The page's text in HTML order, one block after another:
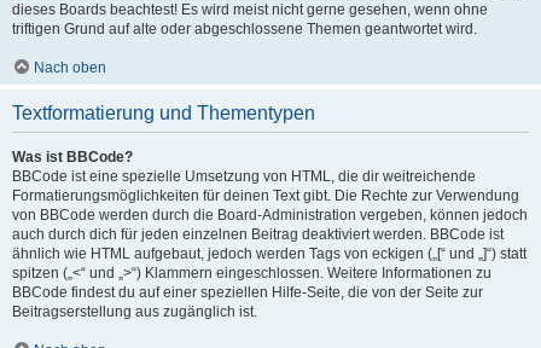
dieses Boards beachtest! Es wird meist nicht gerne gesehen, wenn ohne
triftigen Grund auf alte oder abgeschlossene Themen geantwortet wird.
Nach oben
Textformatierung und Thementypen
Was ist BBCode?
BBCode ist eine spezielle Umsetzung von HTML, die dir weitreichende
Formatierungsmöglichkeiten für deinen Text gibt. Die Rechte zur Verwendung
von BBCode werden durch die Board-Administration vergeben, können jedoch
auch durch dich für jeden einzelnen Beitrag deaktiviert werden. BBCode ist
ähnlich wie HTML aufgebaut, jedoch werden Tags von eckigen („[“ und „]“) statt
spitzen („<“ und „>“) Klammern eingeschlossen. Weitere Informationen zu
BBCode findest du auf einer speziellen Hilfe-Seite, die von der Seite zur
Beitragserstellung aus zugänglich ist.